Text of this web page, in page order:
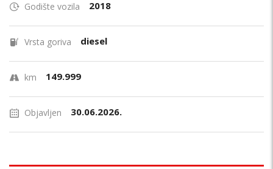
Godište vozila 2018
Vrsta goriva diesel
km 149.999
Objavljen 30.06.2026.